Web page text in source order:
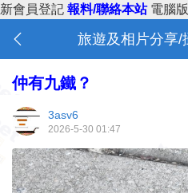
新會員登記 報料/聯絡本站 電腦版
仲有九鐵？
3asv6
2026-5-30 01:47